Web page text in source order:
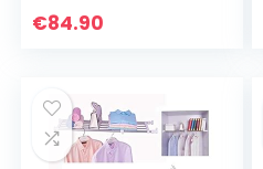
geolied |
€84.90